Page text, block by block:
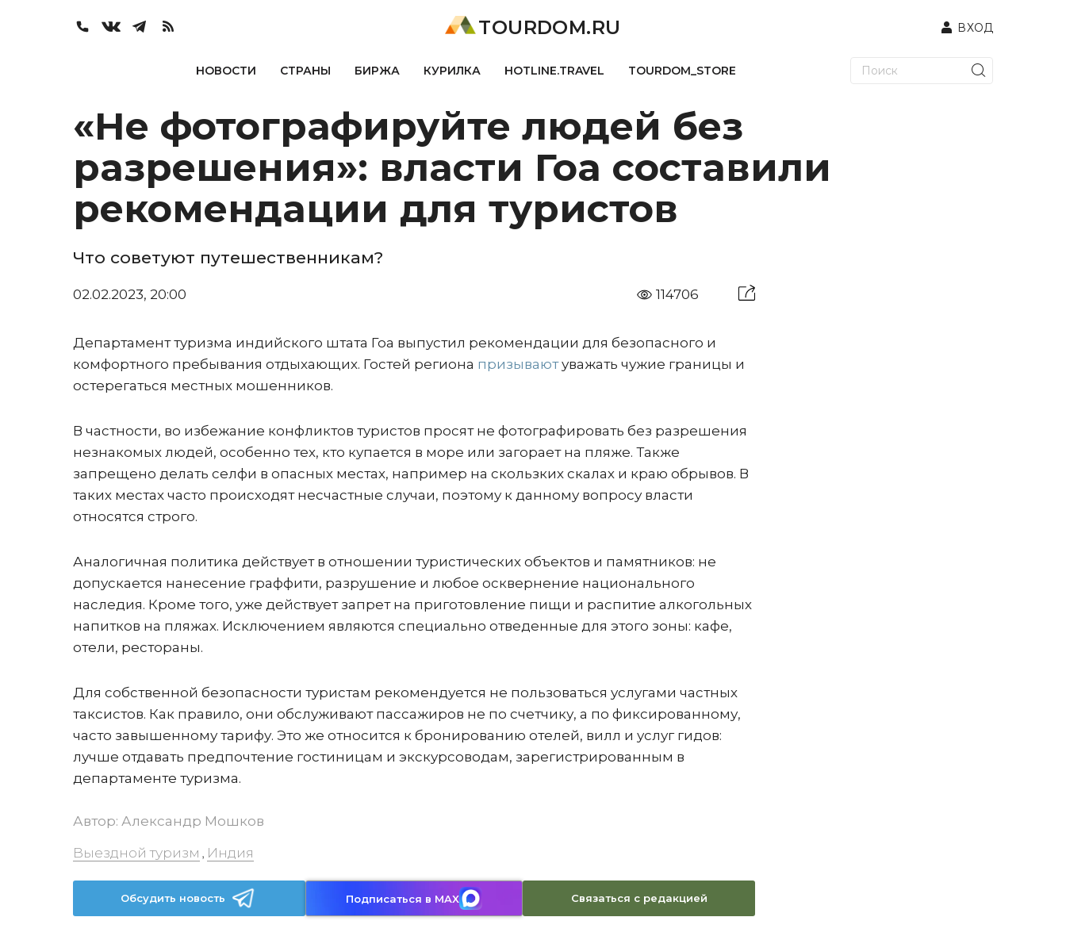
TOURDOM.RU ВХОД
НОВОСТИ СТРАНЫ БИРЖА КУРИЛКА HOTLINE.TRAVEL TOURDOM_STORE
«Не фотографируйте людей без
разрешения»: власти Гоа составили
рекомендации для туристов
Что советуют путешественникам?
02.02.2023, 20:00 114706
Департамент туризма индийского штата Гоа выпустил рекомендации для безопасного и
комфортного пребывания отдыхающих. Гостей региона призываютуважать чужие границы и
остерегаться местных мошенников.
В частности, во избежание конфликтов туристов просят не фотографировать без разрешения
незнакомых людей, особенно тех, кто купается в море или загорает на пляже. Также
запрещено делать селфи в опасных местах, например на скользких скалах и краю обрывов. В
таких местах часто происходят несчастные случаи, поэтому к данному вопросу власти
относятся строго.
Аналогичная политика действует в отношении туристических объектов и памятников: не
допускается нанесение граффити, разрушение и любое осквернение национального
наследия. Кроме того, уже действует запрет на приготовление пищи и распитие алкогольных
напитков на пляжах. Исключением являются специально отведенные для этого зоны: кафе,
отели, рестораны.
Для собственной безопасности туристам рекомендуется не пользоваться услугами частных
таксистов. Как правило, они обслуживают пассажиров не по счетчику, а по фиксированному,
часто завышенному тарифу. Это же относится к бронированию отелей, вилл и услуг гидов:
лучше отдавать предпочтение гостиницам и экскурсоводам, зарегистрированным в
департаменте туризма.
Автор: Александр Мошков
Выездной туризм , Индия
Обсудить новость Подписаться в MAX Связаться с редакцией